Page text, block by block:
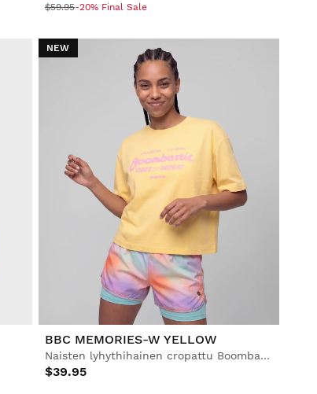
$59.95-20% Final Sale
NEW
BBC MEMORIES-W YELLOW
Naisten lyhythihainen cropattu Boombastic-paita
$39.95